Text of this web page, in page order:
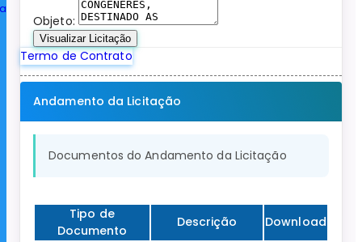
Objeto:
Visualizar Licitação
Termo de Contrato
Andamento da Licitação
Documentos do Andamento da Licitação
Tipo de
Documento
Descrição Download